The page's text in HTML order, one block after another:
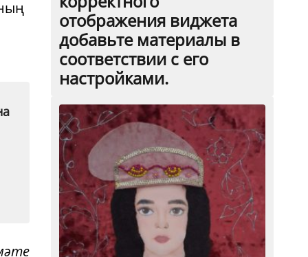
отображения виджета
добавьте материалы в
соответствии с его
настройками.